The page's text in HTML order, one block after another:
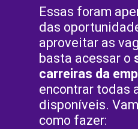
Essas foram
das
aproveitar as
basta acessar o
carreiras da
encontrar todas
disponíveis.
como fazer: